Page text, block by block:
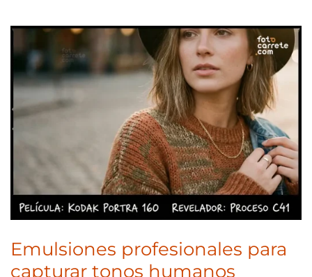
Emulsiones profesionales para
capturar tonos humanos